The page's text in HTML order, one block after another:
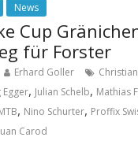
News
Cup
für Forster
Erhard Goller
Egger, Julian Schelb, Mathias
, Nino Schurter, Proffix
Carod